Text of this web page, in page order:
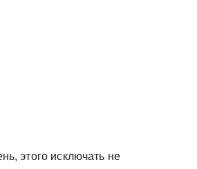
этого исключать не